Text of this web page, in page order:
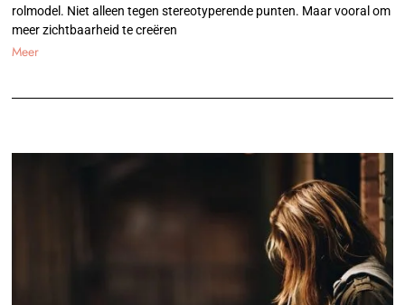
rolmodel. Niet alleen tegen stereotyperende punten. Maar vooral om
meer zichtbaarheid te creëren
Meer